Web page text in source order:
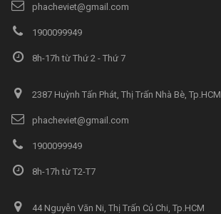
phacheviet@gmail.com
1900099949
8h-17h từ Thứ 2 - Thứ 7
2387 Huỳnh Tấn Phát, Thị Trấn Nhà Bè, Tp.HCM
phacheviet@gmail.com
1900099949
8h-17h từ T2-T7
44 Nguyễn Văn Ni, Thị Trấn Củ Chi, Tp.HCM